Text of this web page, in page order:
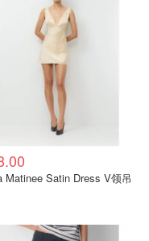
Matinee Satin Dress V领吊